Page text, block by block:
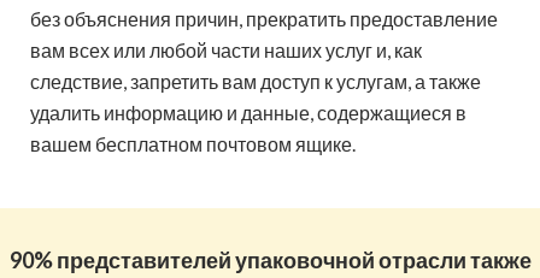
без объяснения причин, прекратить предоставление
вам всех или любой части наших услуг и, как
следствие, запретить вам доступ к услугам, а также
удалить информацию и данные, содержащиеся в
вашем бесплатном почтовом ящике.
90% представителей упаковочной отрасли также